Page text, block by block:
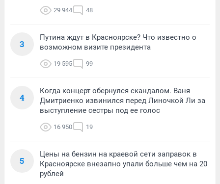
29 944 48
3
Путина ждут в Красноярске? Что известно о
возможном визите президента
19 595 99
4
Когда концерт обернулся скандалом. Ваня
Дмитриенко извинился перед Линочкой Ли за
выступление сестры под ее голос
16 950 19
5
Цены на бензин на краевой сети заправок в
Красноярске внезапно упали больше чем на 20
рублей